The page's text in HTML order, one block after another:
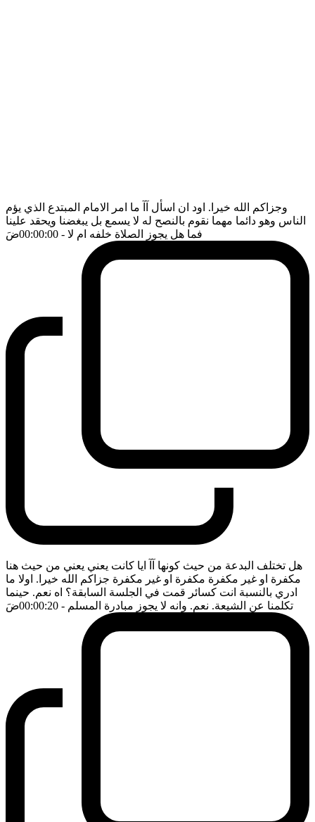
وجزاكم الله خيرا. اود ان اسأل آآ ما امر الامام المبتدع الذي يؤم
الناس وهو دائما مهما نقوم بالنصح له لا يسمع بل يبغضنا ويحقد علينا
فما هل يجوز الصلاة خلفه ام لا - 00:00:00 ضَ
هل تختلف البدعة من حيث كونها آآ ايا كانت يعني يعني من حيث هنا
مكفرة او غير مكفرة مكفرة او غير مكفرة جزاكم الله خيرا. اولا ما
ادري بالنسبة انت كسائر قمت في الجلسة السابقة؟ اه نعم. حينما
تكلمنا عن الشيعة. نعم. وانه لا يجوز مبادرة المسلم - 00:00:20 ضَ